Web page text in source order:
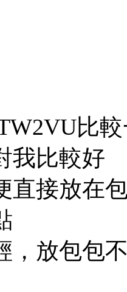
比
我比較好
直接放在
，放包包